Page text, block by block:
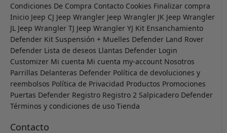
Condiciones De Compra Contacto Cookies Finalizar compra
Inicio Jeep CJ Jeep Wrangler Jeep Wrangler JK Jeep Wrangler
JL Jeep Wrangler TJ Jeep Wrangler YJ Kit Ensanchamiento
Defender Kit Suspensión + Muelles Defender Land Rover
Defender Lista de deseos Llantas Defender Login
Customizer Mi cuenta Mi cuenta my-account Nosotros
Parrillas Delanteras Defender Política de devoluciones y
reembolsos Política de Privacidad Productos Promociones
Puertas Defender Registro Registro 2 Salpicadero Defender
Términos y condiciones de uso Tienda
Contacto